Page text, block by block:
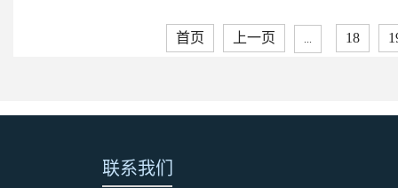
首页 上一页 ... 18
联系我们